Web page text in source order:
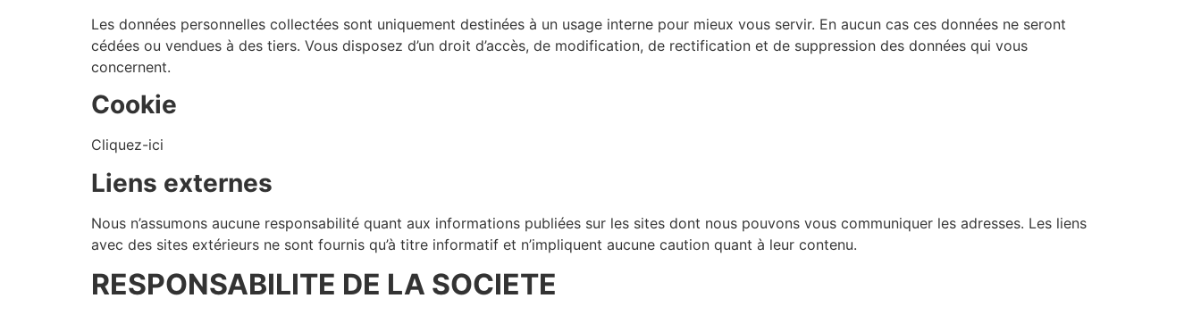
Les données personnelles collectées sont uniquement destinées à un usage interne pour mieux vous servir. En aucun cas ces données ne seront
cédées ou vendues à des tiers. Vous disposez d’un droit d’accès, de modification, de rectification et de suppression des données qui vous
concernent.
Cookie
Cliquez-ici
Liens externes
Nous n’assumons aucune responsabilité quant aux informations publiées sur les sites dont nous pouvons vous communiquer les adresses. Les liens
avec des sites extérieurs ne sont fournis qu’à titre informatif et n’impliquent aucune caution quant à leur contenu.
RESPONSABILITE DE LA SOCIETE